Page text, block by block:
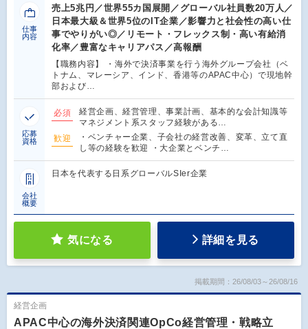
仕事
内容
売上5兆円／世界55カ国展開／グローバル社員数20万人／
日本最大級＆世界5位のIT企業／影響力と社会性の高い仕
事でやりがい◎／リモート・フレックス制・高い有給消
化率／豊富なキャリアパス／高報酬
【職務内容】 ・海外で決済事業を行う海外グループ会社（ベ
トナム、マレーシア、インド、香港等のAPAC中心）で現地幹
部および…
応募
資格
必須
経営企画、経営管理、事業計画、基本的な会計知識等
マネジメント系スタッフ経験がある…
歓迎
・ベンチャー企業、子会社の経営改善、変革、立て直
し等の経験を歓迎 ・大企業とベンチ…
会社
概要
日本を代表する日系グローバルSIer企業
気になる 詳細を見る
掲載期間：26/08/03～26/08/16
経営企画
APAC中心の海外決済関連OpCo経営管理・戦略立